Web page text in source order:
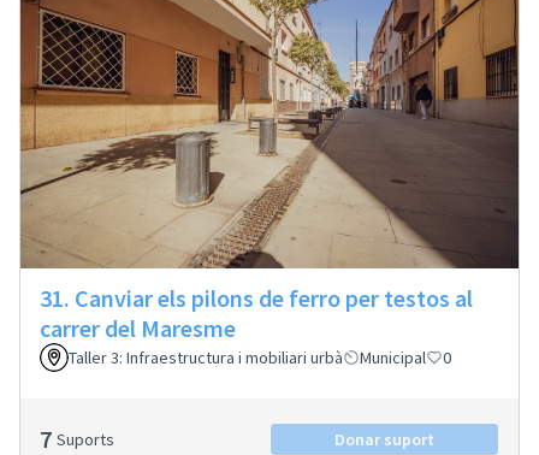
31. Canviar els pilons de ferro per testos al
carrer del Maresme
Taller 3: Infraestructura i mobiliari urbà Municipal 0
7 Suports Donar suport